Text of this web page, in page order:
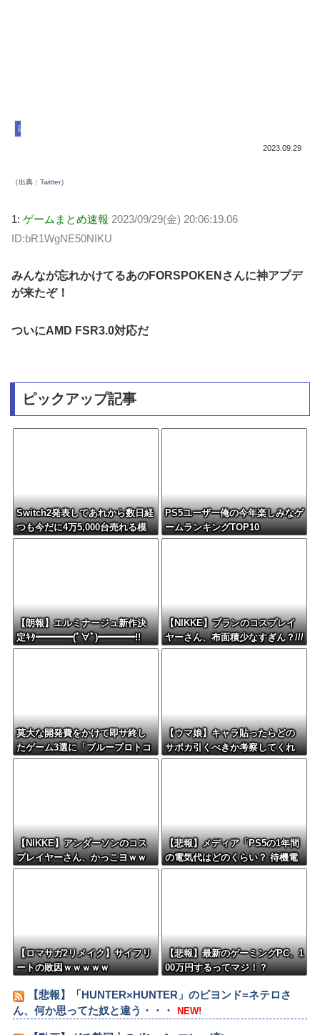
話題
2023.09.29
（出典： Twitter）
1: ゲームまとめ速報 2023/09/29(金) 20:06:19.06
ID:bR1WgNE50NIKU
みんなが忘れかけてるあのFORSPOKENさんに神アプデ
が来たぞ！
ついにAMD FSR3.0対応だ
ピックアップ記事
Switch2発表してあれから数日経
つも今だに4万5,000台売れる模
様・・・・・・
PS5ユーザー俺の今年楽しみなゲ
ームランキングTOP10
【朗報】エルミナージュ新作決
定ｷﾀ━━━━(ﾟ∀ﾟ)━━━━!!
【NIKKE】ブランのコスプレイ
ヤーさん、布面積少なすぎん？///
莫大な開発費をかけて即サ終し
たゲーム3選に「ブループロトコ
ル」「バビロン」「コンコー
【ウマ娘】キャラ貼ったらどの
サポカ引くべきか考察してくれ
るツールない？
【NIKKE】アンダーソンのコス
プレイヤーさん、かっこヨｗｗ
ｗｗｗｗ
【悲報】メディア「PS5の1年間
の電気代はどのくらい？ 待機電
力には注意すべき？」
【ロマサガ2リメイク】サイフリ
ートの敗因ｗｗｗｗｗ
【悲報】最新のゲーミングPC、1
00万円するってマジ！？
【悲報】「HUNTER×HUNTER」のビヨンド=ネテロさ
ん、何か思ってた奴と違う・・・
NEW!